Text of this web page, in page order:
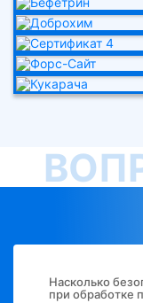
Насколько
при обработке